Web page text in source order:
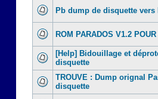
Pb dump de disquette vers
ROM PARADOS V1.2
[Help] Bidouillage et
disquette
TROUVE : Dump orignal
disquette